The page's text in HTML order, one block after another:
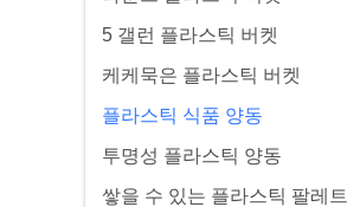
5 갤런 플라스틱 버켓
케케묵은 플라스틱 버켓
플라스틱 식품 양동
투명성 플라스틱 양동
쌓을 수 있는 플라스틱 팔레트